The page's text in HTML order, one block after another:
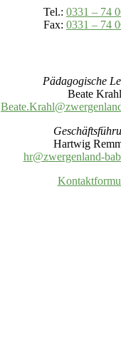
Tel.: 0331 – 74
Fax: 0331 – 74
Pädagogische
Beate Krahl
Hartwig
hr@zwergenland-